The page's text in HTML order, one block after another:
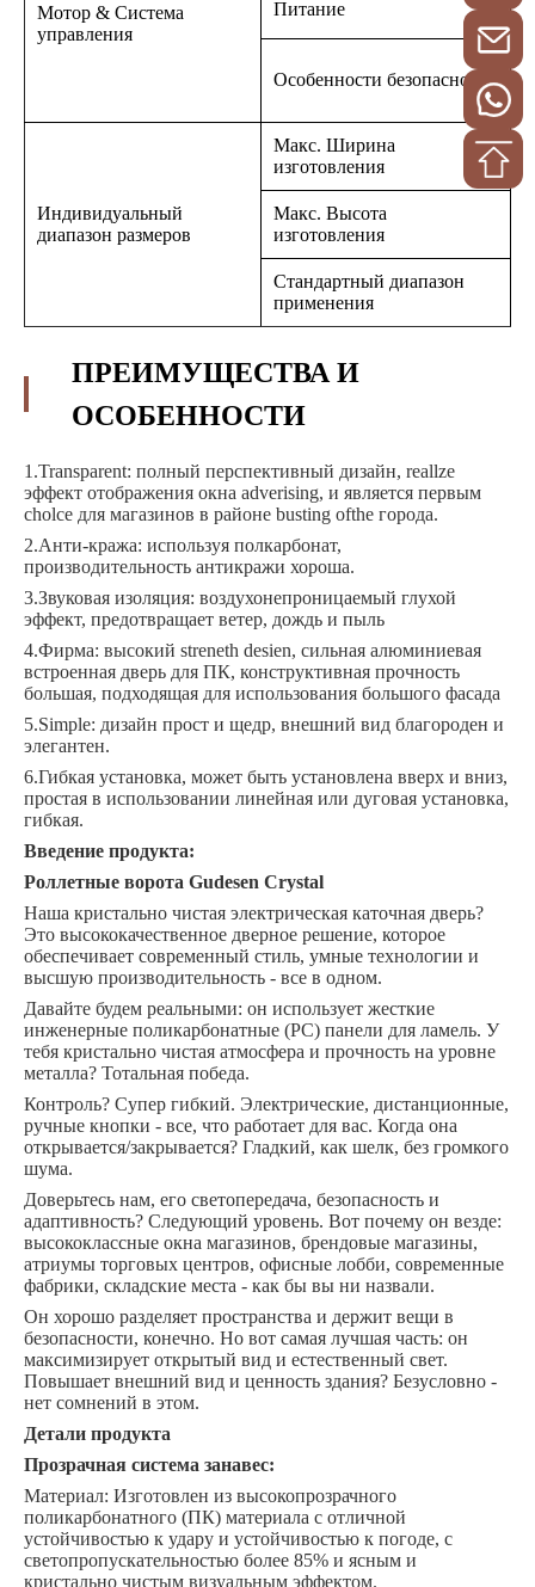
Мотор & Система
управления
Питание
Особенности безопасности
Индивидуальный
диапазон размеров
Макс. Ширина
изготовления
Макс. Высота
изготовления
Стандартный диапазон
применения
ПРЕИМУЩЕСТВА И
ОСОБЕННОСТИ
1.Transparent: полный перспективный дизайн, reallze
эффект отображения окна adverising, и является первым
cholce для магазинов в районе busting ofthe города.
2.Анти-кража: используя полкарбонат,
производительность антикражи хороша.
3.Звуковая изоляция: воздухонепроницаемый глухой
эффект, предотвращает ветер, дождь и пыль
4.Фирма: высокий streneth desien, сильная алюминиевая
встроенная дверь для ПК, конструктивная прочность
большая, подходящая для использования большого фасада
5.Simple: дизайн прост и щедр, внешний вид благороден и
элегантен.
6.Гибкая установка, может быть установлена вверх и вниз,
простая в использовании линейная или дуговая установка,
гибкая.
Введение продукта:
Роллетные ворота Gudesen Crystal
Наша кристально чистая электрическая каточная дверь?
Это высококачественное дверное решение, которое
обеспечивает современный стиль, умные технологии и
высшую производительность - все в одном. ​
Давайте будем реальными: он использует жесткие
инженерные поликарбонатные (PC) панели для ламель. У
тебя кристально чистая атмосфера и прочность на уровне
металла? Тотальная победа. ​
Контроль? Супер гибкий. Электрические, дистанционные,
ручные кнопки - все, что работает для вас. Когда она
открывается/закрывается? Гладкий, как шелк, без громкого
шума. ​
Доверьтесь нам, его светопередача, безопасность и
адаптивность? Следующий уровень. Вот почему он везде:
высококлассные окна магазинов, брендовые магазины,
атриумы торговых центров, офисные лобби, современные
фабрики, складские места - как бы вы ни назвали. ​
Он хорошо разделяет пространства и держит вещи в
безопасности, конечно. Но вот самая лучшая часть: он
максимизирует открытый вид и естественный свет.
Повышает внешний вид и ценность здания? Безусловно -
нет сомнений в этом.
Детали продукта
Прозрачная система занавес:
Материал: Изготовлен из высокопрозрачного
поликарбонатного (ПК) материала с отличной
устойчивостью к удару и устойчивостью к погоде, с
светопропускательностью более 85% и ясным и
кристально чистым визуальным эффектом.